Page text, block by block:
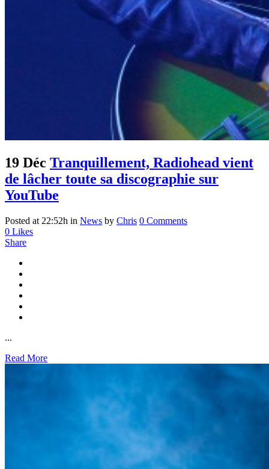
19 Déc Tranquillement, Radiohead vient
de lâcher toute sa discographie sur
YouTube
Posted at 22:52h in News by Chris 0 Comments
0 Likes
Share
...
Read More